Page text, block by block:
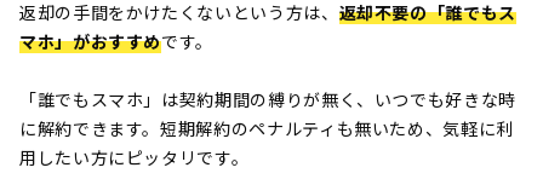
返却の手間をかけたくないという方は、 返却不要の「誰でもス
マホ」がおすすめです。
「誰でもスマホ」は契約期間の縛りが無く、いつでも好きな時
に解約できます。短期解約のペナルティも無いため、気軽に利
用したい方にピッタリです。